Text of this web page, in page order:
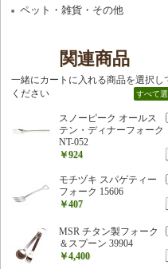
ペット・雑貨・その他
関連商品
一緒にカートに入れる商品を選択し
ください
すべて
スノーピーク オールス
テン・ディナーフォーク
NT-052
￥924
モチヅキ スパゲティー
フォーク 15606
￥407
MSR チタン製フォーク
＆スプーン 39904
￥4,400